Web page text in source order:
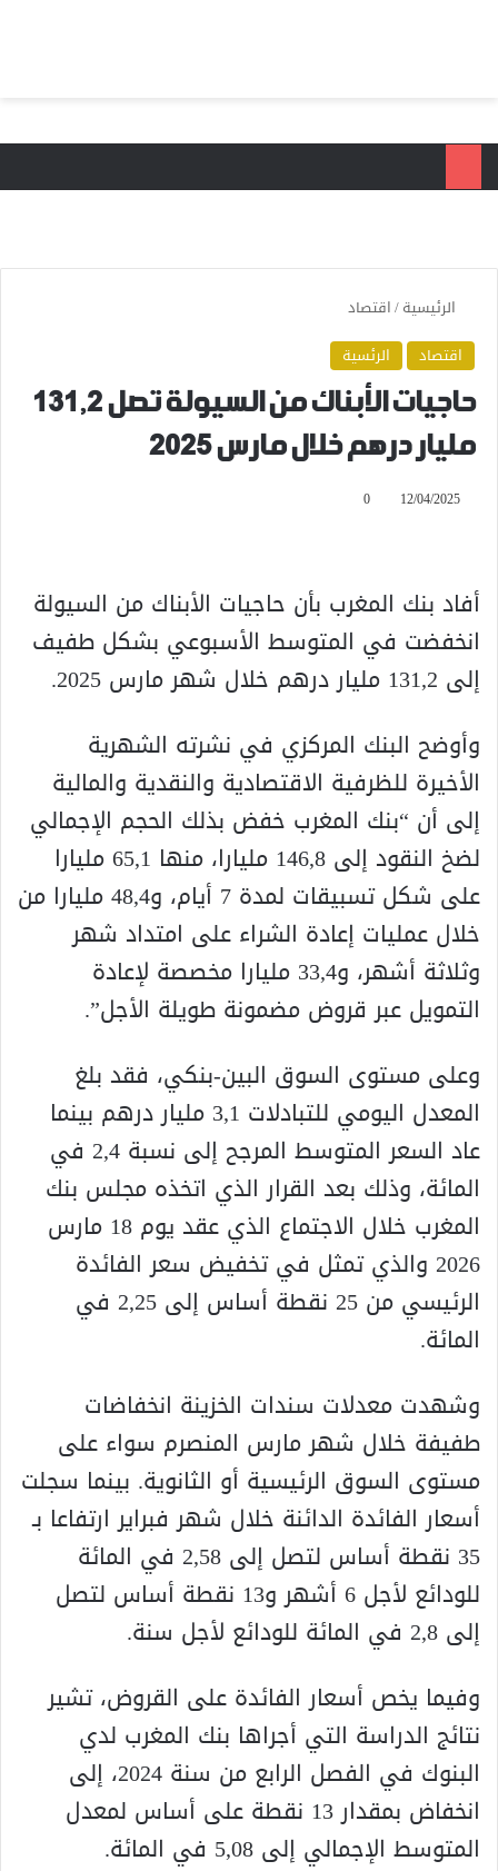
الرئيسية/اقتصاد
اقتصاد
الرئسية
حاجيات الأبناك من السيولة تصل 131,2
مليار درهم خلال مارس 2025
12/04/2025
0
أفاد بنك المغرب بأن حاجيات الأبناك من السيولة
انخفضت في المتوسط الأسبوعي بشكل طفيف
إلى 131,2 مليار درهم خلال شهر مارس 2025.
وأوضح البنك المركزي في نشرته الشهرية
الأخيرة للظرفية الاقتصادية والنقدية والمالية
إلى أن “بنك المغرب خفض بذلك الحجم الإجمالي
لضخ النقود إلى 146,8 مليارا، منها 65,1 مليارا
على شكل تسبيقات لمدة 7 أيام، و48,4 مليارا من
خلال عمليات إعادة الشراء على امتداد شهر
وثلاثة أشهر، و33,4 مليارا مخصصة لإعادة
التمويل عبر قروض مضمونة طويلة الأجل”.
وعلى مستوى السوق البين-بنكي، فقد بلغ
المعدل اليومي للتبادلات 3,1 مليار درهم بينما
عاد السعر المتوسط المرجح إلى نسبة 2,4 في
المائة، وذلك بعد القرار الذي اتخذه مجلس بنك
المغرب خلال الاجتماع الذي عقد يوم 18 مارس
2026 والذي تمثل في تخفيض سعر الفائدة
الرئيسي من 25 نقطة أساس إلى 2,25 في
المائة.
وشهدت معدلات سندات الخزينة انخفاضات
طفيفة خلال شهر مارس المنصرم سواء على
مستوى السوق الرئيسية أو الثانوية. بينما سجلت
أسعار الفائدة الدائنة خلال شهر فبراير ارتفاعا بـ
35 نقطة أساس لتصل إلى 2,58 في المائة
للودائع لأجل 6 أشهر و13 نقطة أساس لتصل
إلى 2,8 في المائة للودائع لأجل سنة.
وفيما يخص أسعار الفائدة على القروض، تشير
نتائج الدراسة التي أجراها بنك المغرب لدي
البنوك في الفصل الرابع من سنة 2024، إلى
انخفاض بمقدار 13 نقطة على أساس لمعدل
المتوسط الإجمالي إلى 5,08 في المائة.